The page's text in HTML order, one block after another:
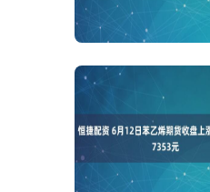
深证成指